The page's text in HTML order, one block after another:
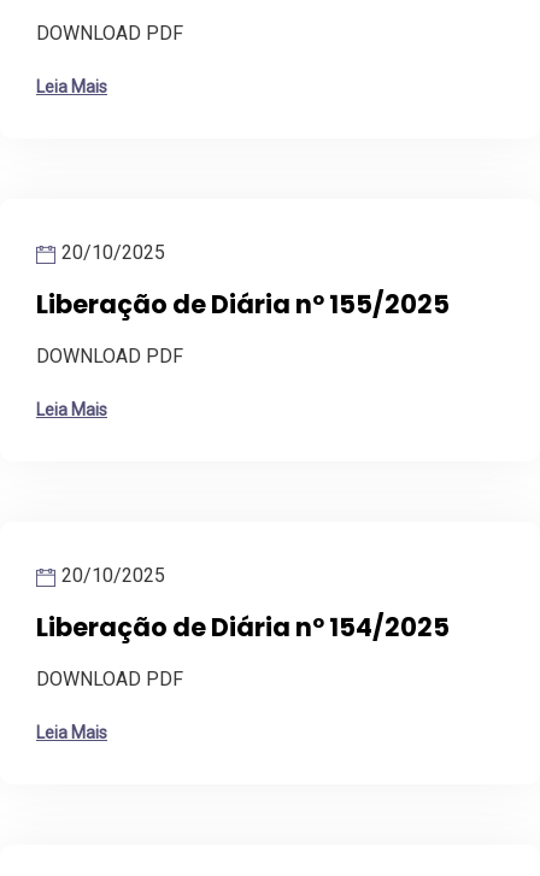
DOWNLOAD PDF
Leia Mais
20/10/2025
Liberação de Diária nº 155/2025
DOWNLOAD PDF
Leia Mais
20/10/2025
Liberação de Diária nº 154/2025
DOWNLOAD PDF
Leia Mais